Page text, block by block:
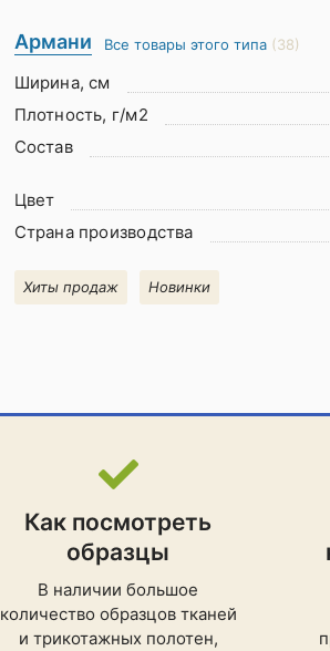
Армани Все товары этого типа (38)
Ширина, см
Плотность, г/м2
Состав
Цвет
Страна производства
Хиты продаж Новинки
Как посмотреть
образцы
В наличии большое
количество образцов тканей
и трикотажных полотен,